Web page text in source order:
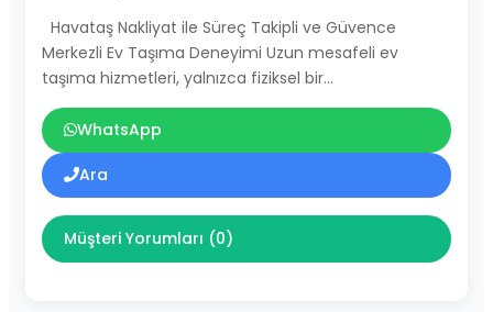
Havataş Nakliyat ile Süreç Takipli ve Güvence
Merkezli Ev Taşıma Deneyimi Uzun mesafeli ev
taşıma hizmetleri, yalnızca fiziksel bir…
WhatsApp
Ara
Müşteri Yorumları (0)